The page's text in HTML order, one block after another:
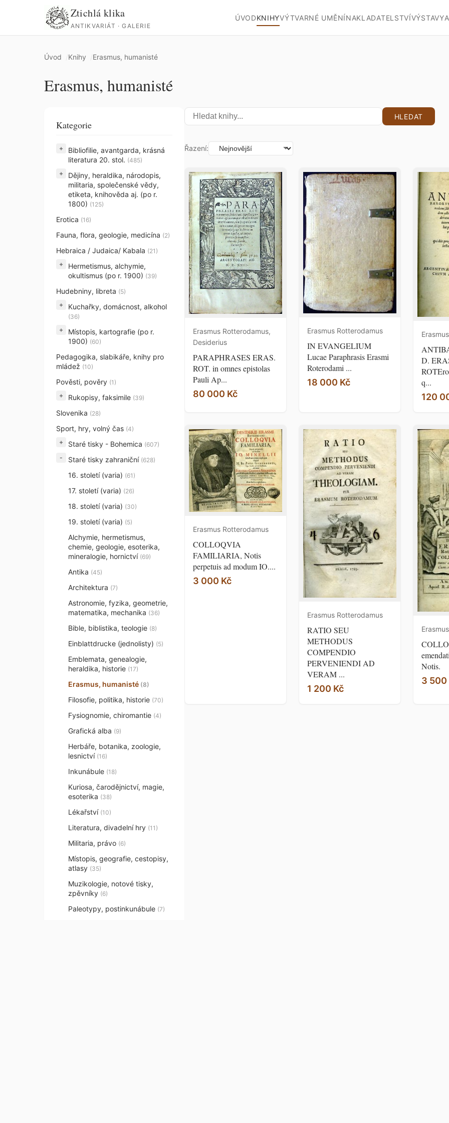
Ztichlá klika
ANTIKVARIÁT · GALERIE
ÚVODKNIHYVÝTVARNÉ UMĚNÍNAKLADATELSTVÍVÝSTAVY
Úvod Knihy Erasmus, humanisté
Erasmus, humanisté
Kategorie
+
Bibliofilie, avantgarda, krásná
literatura 20. stol. (485)
+
Dějiny, heraldika, národopis,
militaria, společenské vědy,
etiketa, knihověda aj. (po r.
1800) (125)
Erotica (16)
Fauna, flora, geologie, medicína (2)
Hebraica / Judaica/ Kabala (21)
+
Hermetismus, alchymie,
okultismus (po r. 1900) (39)
Hudebniny, libreta (5)
+
Kuchařky, domácnost, alkohol
(36)
+
Místopis, kartografie (po r.
1900) (60)
Pedagogika, slabikáře, knihy pro
mládež (10)
Pověsti, pověry (1)
+
Rukopisy, faksimile (39)
Slovenika (28)
Sport, hry, volný čas (4)
+
Staré tisky - Bohemica (607)
Staré tisky zahraniční (628)
16. století (varia) (61)
17. století (varia) (26)
18. století (varia) (30)
19. století (varia) (5)
Alchymie, hermetismus,
chemie, geologie, esoterika,
mineralogie, hornictví (69)
Antika (45)
Architektura (7)
Astronomie, fyzika, geometrie,
matematika, mechanika (36)
Bible, biblistika, teologie (8)
Einblattdrucke (jednolisty) (5)
Emblemata, genealogie,
heraldika, historie (17)
Erasmus, humanisté (8)
Filosofie, politika, historie (70)
Fysiognomie, chiromantie (4)
Grafická alba (9)
Herbáře, botanika, zoologie,
lesnictví (16)
Inkunábule (18)
Kuriosa, čarodějnictví, magie,
esoterika (38)
Lékařství (10)
Literatura, divadelní hry (11)
Militaria, právo (6)
Místopis, geografie, cestopisy,
atlasy (35)
Muzikologie, notové tisky,
zpěvníky (6)
Paleotypy, postinkunábule (7)
HLEDAT
Řazení:
Erasmus Rotterodamus,
Desiderius
PARAPHRASES ERAS.
ROT. in omnes epistolas
Pauli Ap...
80 000 Kč
Erasmus Rotterodamus
IN EVANGELIUM
Lucae Paraphrasis Erasmi
Roterodami ...
18 000 Kč
D.
q...
120
Erasmus Rotterodamus
COLLOQVIA
FAMILIARIA, Notis
perpetuis ad modum IO....
3 000 Kč
Erasmus Rotterodamus
RATIO SEU
METHODUS
COMPENDIO
PERVENIENDI AD
VERAM ...
1 200 Kč
Notis.
3 500